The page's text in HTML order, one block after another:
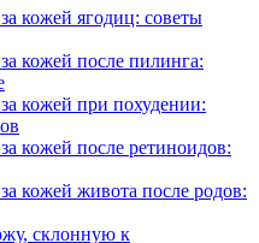
кожей ягодиц: советы
кожей после пилинга:
кожей при похудении:
кожей после ретиноидов:
кожей живота после родов:
склонную к